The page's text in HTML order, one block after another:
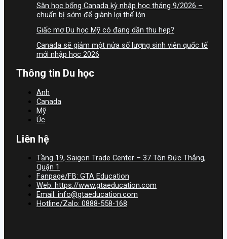
Săn học bổng Canada kỳ nhập học tháng 9/2026 –
chuẩn bị sớm để giành lợi thế lớn
Giấc mơ Du học Mỹ có đang dần thu hẹp?
Canada sẽ giảm một nửa số lượng sinh viên quốc tế
mới nhập học 2026
Thông tin Du học
Anh
Canada
Mỹ
Úc
Liên hệ
Tầng 19, Saigon Trade Center – 37 Tôn Đức Thắng,
Quận 1
Fanpage/FB: GTA Education
Web: https://www.gtaeducation.com
Email: info@gtaeducation.com
Hotline/Zalo: 0888-558-168